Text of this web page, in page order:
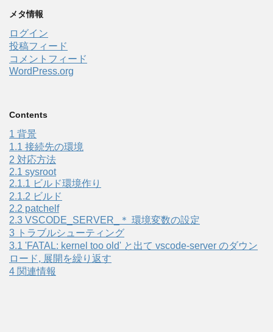
メタ情報
ログイン
投稿フィード
コメントフィード
WordPress.org
Contents
1 背景
1.1 接続先の環境
2 対応方法
2.1 sysroot
2.1.1 ビルド環境作り
2.1.2 ビルド
2.2 patchelf
2.3 VSCODE_SERVER_＊ 環境変数の設定
3 トラブルシューティング
3.1 'FATAL: kernel too old' と出て vscode-server のダウン
ロード, 展開を繰り返す
4 関連情報